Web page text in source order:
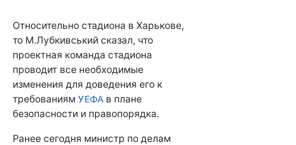
Относительно стадиона в Харькове,
то М.Лубкивський сказал, что
проектная команда стадиона
проводит все необходимые
изменения для доведения его к
требованиям УЕФА в плане
безопасности и правопорядка.
Ранее сегодня министр по делам